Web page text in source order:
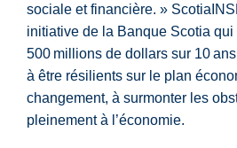
sociale et financière. »
initiative de la Banque Scotia qui
500 millions de dollars sur 10
à être résilients sur le plan
changement, à surmonter les
pleinement à l’économie.